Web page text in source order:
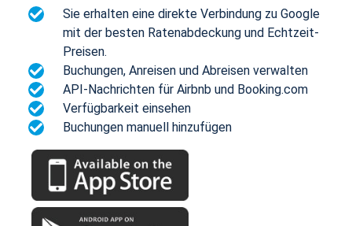
Sie erhalten eine direkte Verbindung zu Google
mit der besten Ratenabdeckung und Echtzeit-
Preisen.
Buchungen, Anreisen und Abreisen verwalten
API-Nachrichten für Airbnb und Booking.com
Verfügbarkeit einsehen
Buchungen manuell hinzufügen